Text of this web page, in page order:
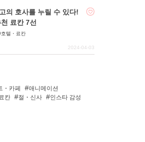
의 호사를 누릴 수 있다!
료칸 7선
호텔・료칸
2024-04-03
・카페
애니메이션
칸 절・신사
인스타 감성